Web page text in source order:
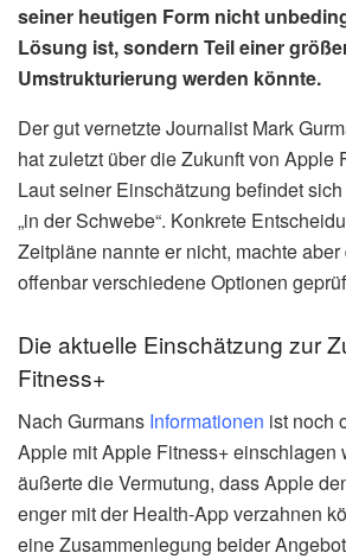
seiner heutigen Form nicht
Lösung ist, sondern Teil einer
Umstrukturierung werden könnte.
Der gut vernetzte Journalist Mark
hat zuletzt über die Zukunft von Apple
Laut seiner Einschätzung befindet
„in der Schwebe“. Konkrete
Zeitpläne nannte er nicht, machte
offenbar verschiedene Optionen
Die aktuelle Einschätzung zur
Fitness+
Nach Gurmans Informationen ist noch
Apple mit Apple Fitness+ einschlagen
äußerte die Vermutung, dass Apple
enger mit der Health-App verzahnen
eine Zusammenlegung beider